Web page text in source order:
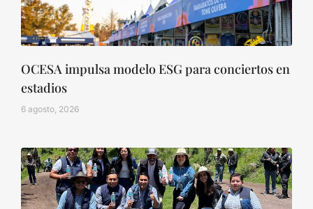
OCESA impulsa modelo ESG para conciertos en
estadios
6 agosto, 2026